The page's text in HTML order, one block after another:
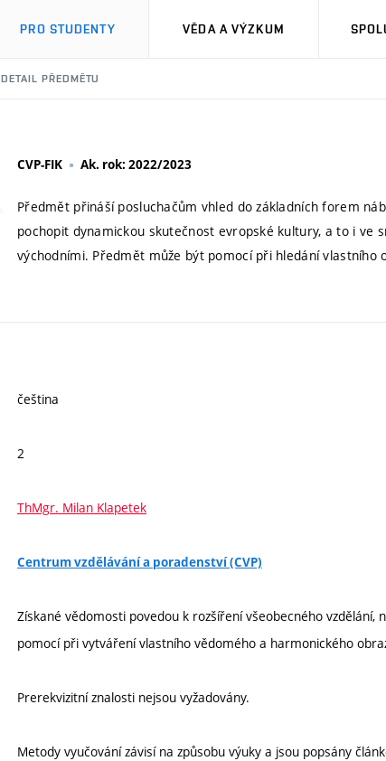
PRO STUDENTY VĚDA A VÝZKUM
DETAIL PŘEDMĚTU
CVP-FIK Ak. rok: 2022/2023
Předmět přináší posluchačům vhled do základních forem
pochopit dynamickou skutečnost evropské kultury, a to i
východními. Předmět může být pomocí při hledání vlastního
čeština
2
ThMgr. Milan Klapetek
Centrum vzdělávání a poradenství (CVP)
Získané vědomosti povedou k rozšíření všeobecného
pomocí při vytváření vlastního vědomého a harmonického
Prerekvizitní znalosti nejsou vyžadovány.
Metody vyučování závisí na způsobu výuky a jsou popsány